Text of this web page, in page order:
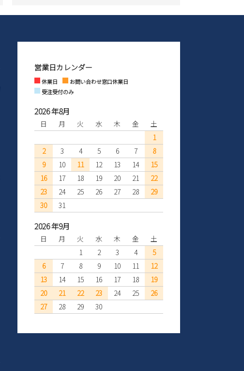
営業日カレンダー
休業日
お問い合わせ窓口休業日
受注受付のみ
2026 年8月
日 月 火 水 木 金
土
1
2
3 4 5 6 7
8
9
10 11 12 13 14
15
16
17 18 19 20 21
22
23
24 25 26 27 28
29
30
31
2026 年9月
日 月 火 水 木 金
土
1
2 3 4
5
6
7 8 9 10 11
12
13
14 15 16 17 18
19
20
21 22 23 24 25
26
27
28 29 30